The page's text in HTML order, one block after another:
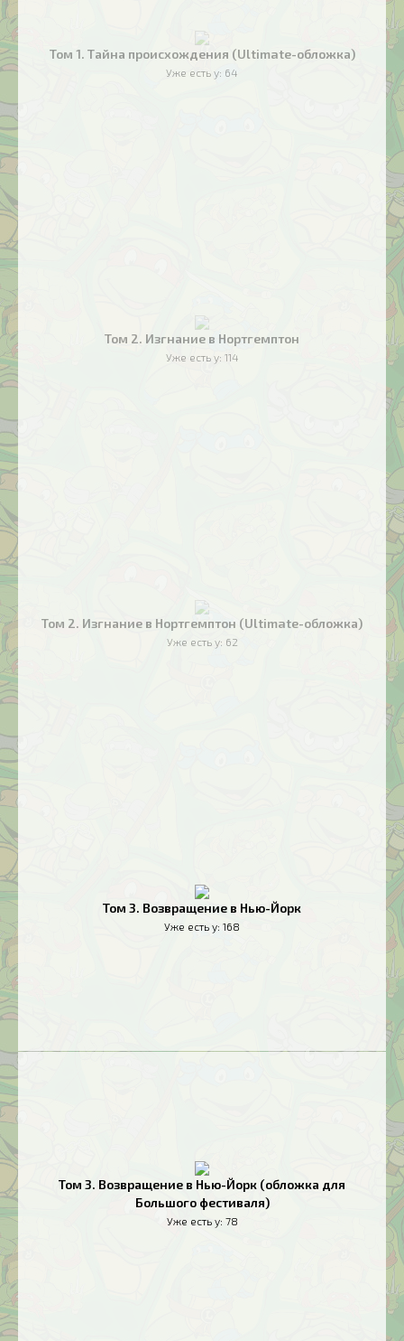
Том 1. Тайна происхождения (Ultimate-обложка)
Уже есть у: 64
Том 2. Изгнание в Нортгемптон
Уже есть у: 114
Том 2. Изгнание в Нортгемптон (Ultimate-обложка)
Уже есть у: 62
Том 3. Возвращение в Нью-Йорк
Уже есть у: 168
Том 3. Возвращение в Нью-Йорк (обложка для
Большого фестиваля)
Уже есть у: 78